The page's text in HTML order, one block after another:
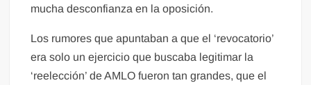
mucha desconfianza en la oposición.
Los rumores que apuntaban a que el ‘revocatorio’
era solo un ejercicio que buscaba legitimar la
‘reelección’ de AMLO fueron tan grandes, que el